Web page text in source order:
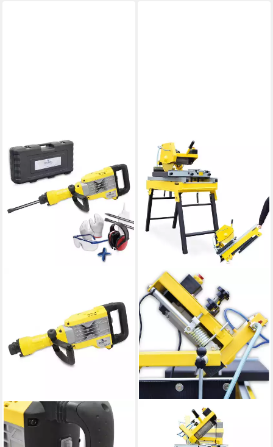
BAMATO
Abbruchhammer STH-195
Abbruchhammer 50 Joule
Steintrenner STRM-355
Steintrennmaschine 2,2 kW